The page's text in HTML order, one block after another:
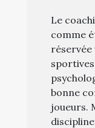
Le
comme
réservée
bonne
joueurs.